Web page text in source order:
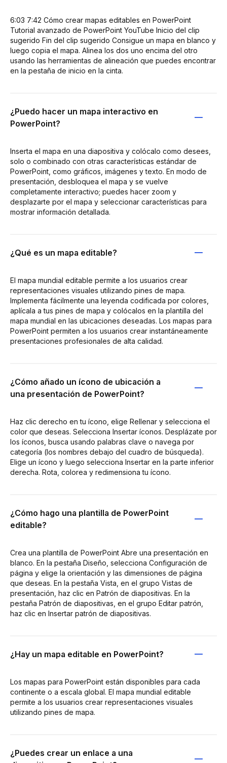
6:03 7:42 Cómo crear mapas editables en PowerPoint
Tutorial avanzado de PowerPoint YouTube Inicio del clip
sugerido Fin del clip sugerido Consigue un mapa en blanco y
luego copia el mapa. Alinea los dos uno encima del otro
usando las herramientas de alineación que puedes encontrar
en la pestaña de inicio en la cinta.
¿Puedo hacer un mapa interactivo en
PowerPoint?
Inserta el mapa en una diapositiva y colócalo como desees,
solo o combinado con otras características estándar de
PowerPoint, como gráficos, imágenes y texto. En modo de
presentación, desbloquea el mapa y se vuelve
completamente interactivo; puedes hacer zoom y
desplazarte por el mapa y seleccionar características para
mostrar información detallada.
¿Qué es un mapa editable?
El mapa mundial editable permite a los usuarios crear
representaciones visuales utilizando pines de mapa.
Implementa fácilmente una leyenda codificada por colores,
aplícala a tus pines de mapa y colócalos en la plantilla del
mapa mundial en las ubicaciones deseadas. Los mapas para
PowerPoint permiten a los usuarios crear instantáneamente
presentaciones profesionales de alta calidad.
¿Cómo añado un ícono de ubicación a
una presentación de PowerPoint?
Haz clic derecho en tu ícono, elige Rellenar y selecciona el
color que deseas. Selecciona Insertar íconos. Desplázate por
los íconos, busca usando palabras clave o navega por
categoría (los nombres debajo del cuadro de búsqueda).
Elige un ícono y luego selecciona Insertar en la parte inferior
derecha. Rota, colorea y redimensiona tu ícono.
¿Cómo hago una plantilla de PowerPoint
editable?
Crea una plantilla de PowerPoint Abre una presentación en
blanco. En la pestaña Diseño, selecciona Configuración de
página y elige la orientación y las dimensiones de página
que deseas. En la pestaña Vista, en el grupo Vistas de
presentación, haz clic en Patrón de diapositivas. En la
pestaña Patrón de diapositivas, en el grupo Editar patrón,
haz clic en Insertar patrón de diapositivas.
¿Hay un mapa editable en PowerPoint?
Los mapas para PowerPoint están disponibles para cada
continente o a escala global. El mapa mundial editable
permite a los usuarios crear representaciones visuales
utilizando pines de mapa.
¿Puedes crear un enlace a una